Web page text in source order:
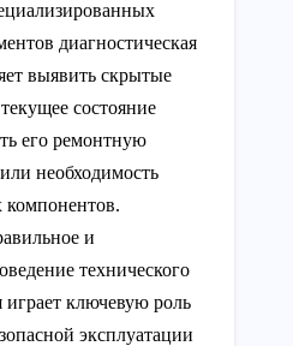
диагностическая
выявить скрытые
состояние
его ремонтную
необходимость
компонентов.
и
технического
играет ключевую роль
эксплуатации